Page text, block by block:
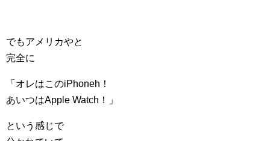
でもアメリカやと
完全に
「オレはこのiPhoneh！
あいつはApple Watch！」
という感じで